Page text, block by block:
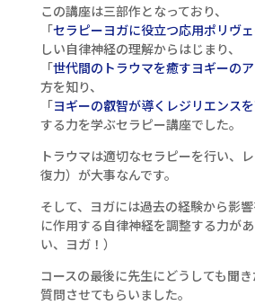
この講座は三部作となっており、
「セラピーヨガに役立つ応用ポリヴ
しい自律神経の理解からはじまり、
「世代間のトラウマを癒すヨギーの
方を知り、
「ヨギーの叡智が導くレジリエンス
する力を学ぶセラピー講座でした。
トラウマは適切なセラピーを行い、
復力）が大事なんです。
そして、ヨガには過去の経験から影
に作用する自律神経を調整する力が
い、ヨガ！）
コースの最後に先生にどうしても聞
質問させてもらいました。